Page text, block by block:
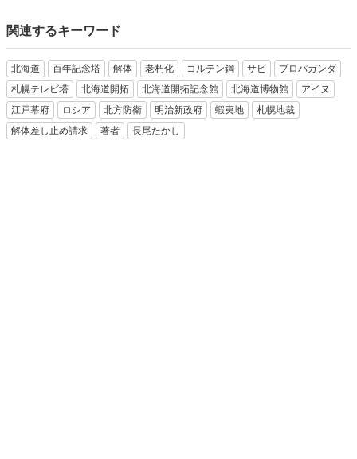
関連するキーワード
北海道 百年記念塔 解体 老朽化 コルテン鋼 サビ
プロパガンダ
札幌テレビ塔
北海道開拓 北海道開拓記念館 北海道博物館
アイヌ
江戸幕府
ロシア 北方防衛 明治新政府 蝦夷地
札幌地裁
解体差し止め請求
著者 長尾たかし